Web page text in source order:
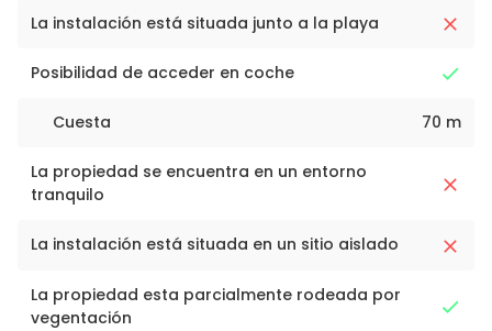
La instalación está situada junto a la playa
Posibilidad de acceder en coche
Cuesta 70 m
La propiedad se encuentra en un entorno
tranquilo
La instalación está situada en un sitio aislado
La propiedad esta parcialmente rodeada por
vegentación